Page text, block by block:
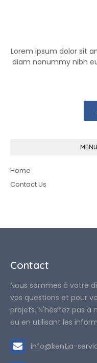
Lorem ipsum dolor sit
diam nonummy nibh
Home
Contact Us
Contact
Nous sommes à votre
vos questions et pour
projets. N'hésitez pas
ou en utilisant les
info@kentia-